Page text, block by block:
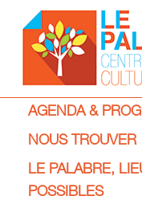
content
Centre
socio-
culturel
Primary
AGENDA &
NOUS TROUVER
LE PALABRE,
POSSIBLES